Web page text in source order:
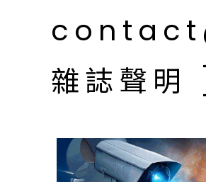
雜誌聲